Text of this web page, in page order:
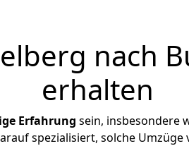
nach
erhalten
Erfahrung sein, insbesondere
spezialisiert, solche